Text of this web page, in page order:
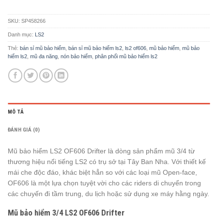
SKU: SP458266
Danh mục: LS2
Thẻ: bán sỉ mũ bảo hiểm bán sỉ mũ bảo hiểm ls2 ls2 of606 mũ bảo hiểm mũ bảo
hiểm ls2 mũ đa năng nón bảo hiểm phân phối mũ bảo hiểm ls2
MÔ TẢ
ĐÁNH GIÁ (0)
Mũ bảo hiểm LS2 OF606 Drifter là dòng sản phẩm mũ 3/4 từ
thương hiệu nổi tiếng LS2 có trụ sở tại Tây Ban Nha. Với thiết kế
mái che độc đáo, khác biệt hẳn so với các loại mũ Open-face,
OF606 là một lựa chọn tuyệt vời cho các riders di chuyển trong
các chuyến đi tầm trung, du lịch hoặc sử dụng xe máy hằng ngày.
Mũ bảo hiểm 3/4 LS2 OF606 Drifter